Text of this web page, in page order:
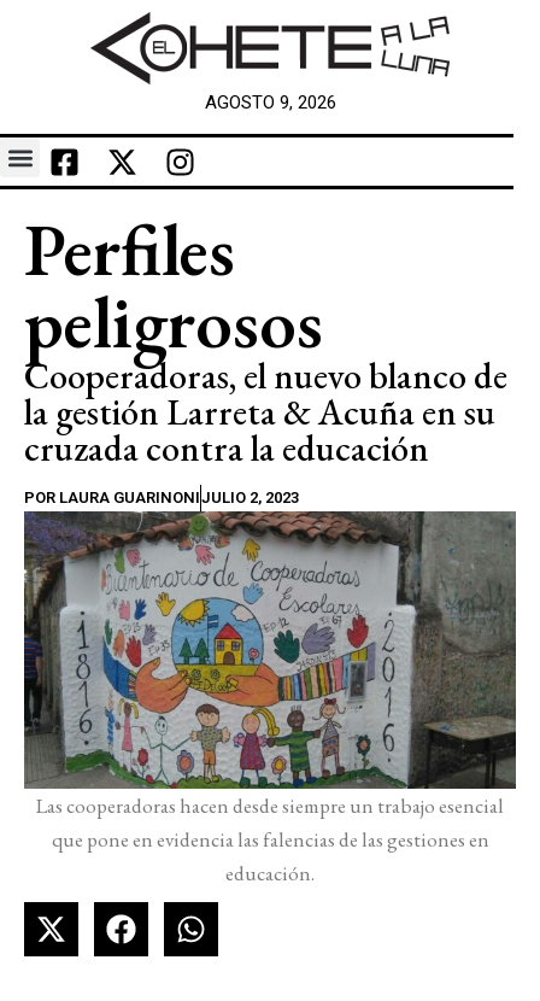
AGOSTO 9, 2026
Perfiles
peligrosos
Cooperadoras, el nuevo blanco de
la gestión Larreta & Acuña en su
cruzada contra la educación
POR LAURA GUARINONIJULIO 2, 2023
Las cooperadoras hacen desde siempre un trabajo esencial
que pone en evidencia las falencias de las gestiones en
educación.